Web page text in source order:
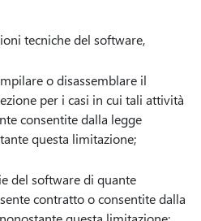
tecniche del software,
o disassemblare il
per i casi in cui tali attività
consentite dalla legge
questa limitazione;
del software di quante
contratto o consentite dalla